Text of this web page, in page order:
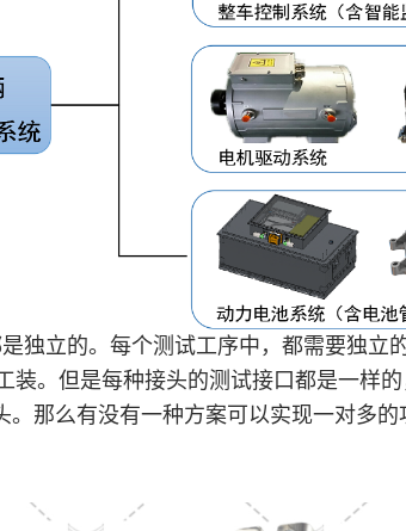
独立的。每个测试工序中，都需要独立
装。但是每种接头的测试接口都是一样
。那么有没有一种方案可以实现一对多